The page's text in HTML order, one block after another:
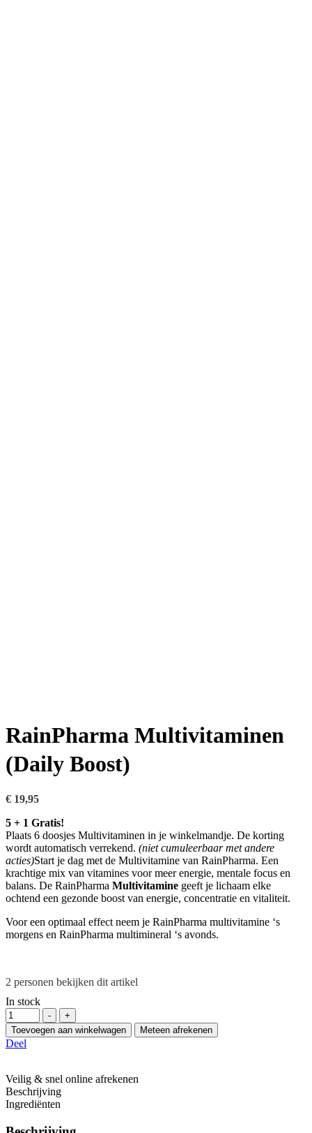
RainPharma Multivitaminen
(Daily Boost)
€ 19,95
5 + 1 Gratis!
Plaats 6 doosjes Multivitaminen in je winkelmandje. De korting
wordt automatisch verrekend. (niet cumuleerbaar met andere
acties)Start je dag met de Multivitamine van RainPharma. Een
krachtige mix van vitamines voor meer energie, mentale focus en
balans. De RainPharma Multivitamine geeft je lichaam elke
ochtend een gezonde boost van energie, concentratie en vitaliteit.
Voor een optimaal effect neem je RainPharma multivitamine ‘s
morgens en RainPharma multimineral ‘s avonds.
2 personen bekijken dit artikel
In stock
Hoeveelheid
-
+
Toevoegen aan winkelwagen
Meteen afrekenen
Deel
Veilig & snel online afrekenen
Beschrijving
Ingrediënten